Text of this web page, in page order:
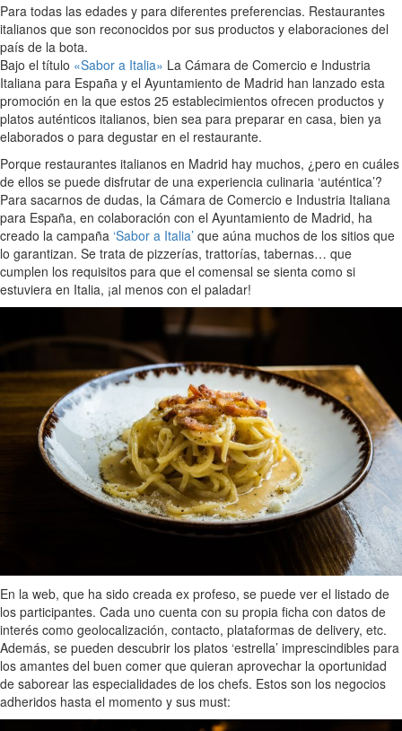
Para todas las edades y para diferentes preferencias. Restaurantes
italianos que son reconocidos por sus productos y elaboraciones del
país de la bota.
Bajo el título «Sabor a Italia» La Cámara de Comercio e Industria
Italiana para España y el Ayuntamiento de Madrid han lanzado esta
promoción en la que estos 25 establecimientos ofrecen productos y
platos auténticos italianos, bien sea para preparar en casa, bien ya
elaborados o para degustar en el restaurante.
Porque restaurantes italianos en Madrid hay muchos, ¿pero en cuáles
de ellos se puede disfrutar de una experiencia culinaria ‘auténtica’?
Para sacarnos de dudas, la Cámara de Comercio e Industria Italiana
para España, en colaboración con el Ayuntamiento de Madrid, ha
creado la campaña ‘Sabor a Italia’ que aúna muchos de los sitios que
lo garantizan. Se trata de pizzerías, trattorías, tabernas… que
cumplen los requisitos para que el comensal se sienta como si
estuviera en Italia, ¡al menos con el paladar!
En la web, que ha sido creada ex profeso, se puede ver el listado de
los participantes. Cada uno cuenta con su propia ficha con datos de
interés como geolocalización, contacto, plataformas de delivery, etc.
Además, se pueden descubrir los platos ‘estrella’ imprescindibles para
los amantes del buen comer que quieran aprovechar la oportunidad
de saborear las especialidades de los chefs. Estos son los negocios
adheridos hasta el momento y sus must: